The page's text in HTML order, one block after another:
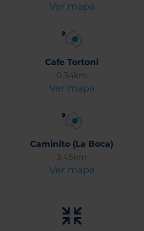
Ver mapa
Cafe Tortoni
0.34km
Ver mapa
Caminito (La Boca)
3.45km
Ver mapa